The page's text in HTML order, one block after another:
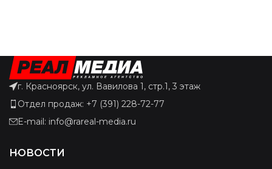
г. Красноярск, ул. Вавилова 1, стр.1, 3 этаж
Отдел продаж: +7 (391) 228-72-77
E-mail: info@rareal-media.ru
НОВОСТИ